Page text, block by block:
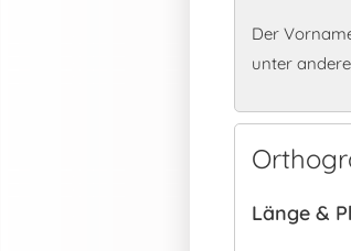
Der
unter
Länge &